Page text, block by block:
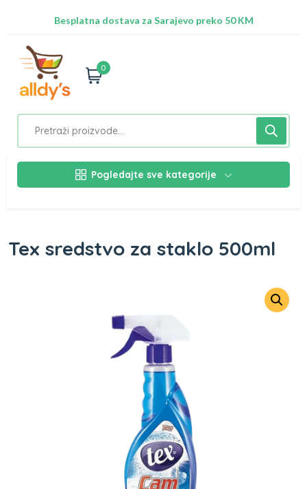
Besplatna dostava za Sarajevo preko 50 KM
0
Pogledajte sve kategorije
Tex sredstvo za staklo 500ml